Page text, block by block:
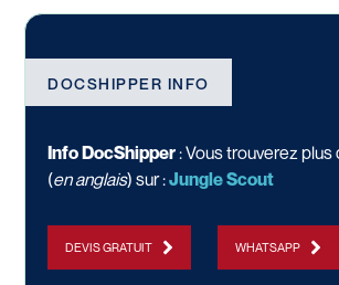
DOCSHIPPER INFO
Info DocShipper: Vous trouverez plus
(en anglais) sur :Jungle Scout
DEVIS GRATUIT WHATSAPP